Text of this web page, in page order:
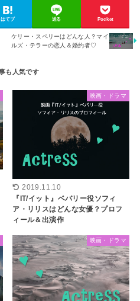
はてブ 送る Pocket
ケリー・スペリーはどんな人？マイ
ルズ・テラーの恋人＆婚約者♡
映画・ドラマ
2019.11.10
『IT/イット』ベバリー役ソフィ
ア・リリスはどんな女優？プロフ
ィール＆出演作
映画・ドラマ